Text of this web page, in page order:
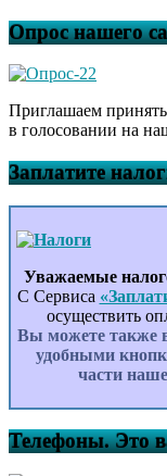
Опрос нашего
Приглашаем
в голосовании на
Заплатите
Уважаемые
С Сервиса
осуществить
Вы можете также
удобными
части
Телефоны. Это